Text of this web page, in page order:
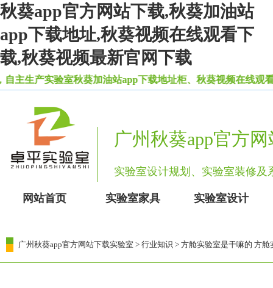
秋葵app官方网站下载,秋葵加油站
app下载地址,秋葵视频在线观看下
载,秋葵视频最新官网下载
产实验室秋葵加油站app下载地址柜、秋葵视频在线观看下
广州秋葵app官方
实验室设计规划、实验室装修
网站首页 实验室家具 实验室设计
广州秋葵app官方网站下载实验室 > 行业知识 > 方舱实验室是干嘛的 方